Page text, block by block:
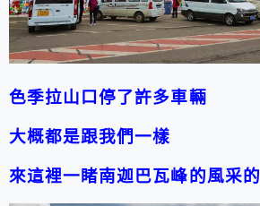
色季拉山口停了許多車輛
大概都是跟我們一樣
來這裡一睹南迦巴瓦峰的風采的